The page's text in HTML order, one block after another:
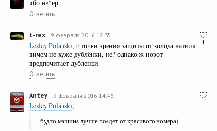
ибо не*ер
Ответить
1
t-rex 9 февраля 2016 12:35
Lesley Polanski, с точки зрения защиты от холода ватник
ничем не хуже дублёнки, не? однако ж норот
предпочитает дубленки
Ответить
Antey 9 февраля 2016 14:46
Lesley Polanski,
будто машина лучше поедет от красивого номера)